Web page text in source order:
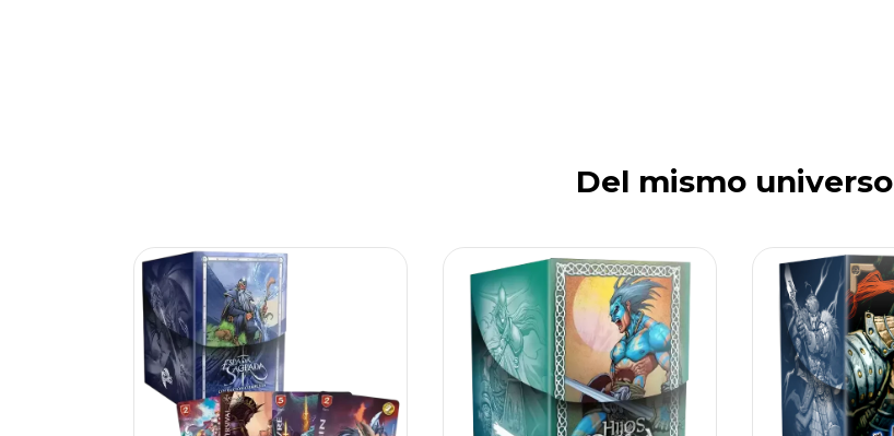
Del mismo universo